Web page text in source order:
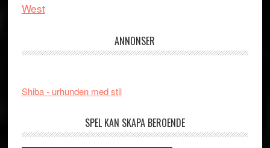
West
ANNONSER
Shiba - urhunden med stil
SPEL KAN SKAPA BEROENDE